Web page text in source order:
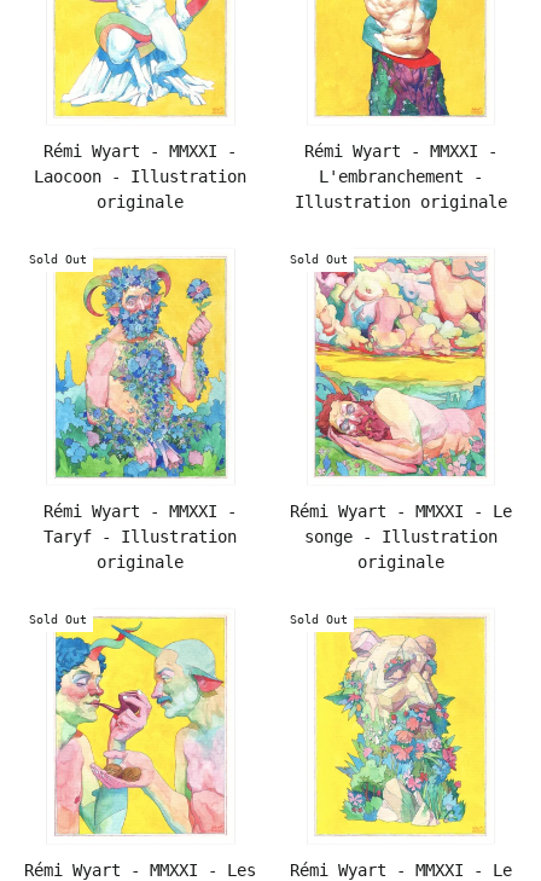
Rémi Wyart - MMXXI -
Laocoon - Illustration
originale
Rémi Wyart - MMXXI -
L'embranchement -
Illustration originale
Sold Out
Rémi Wyart - MMXXI -
Taryf - Illustration
originale
Sold Out
Rémi Wyart - MMXXI - Le
songe - Illustration
originale
Sold Out
Rémi Wyart - MMXXI - Les
Sold Out
Rémi Wyart - MMXXI - Le